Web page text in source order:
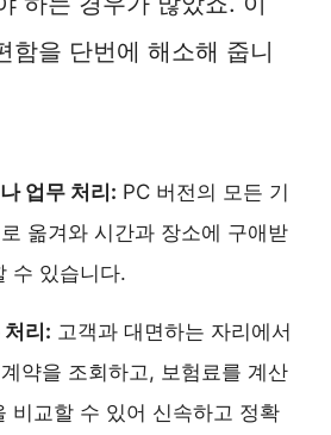
함을 단번에 해소해 줍니
업무 처리: PC 버전의 모든 기
옮겨와 시간과 장소에 구애받
수 있습니다.
처리: 고객과 대면하는 자리에서
약을 조회하고, 보험료를 계산
비교할 수 있어 신속하고 정확